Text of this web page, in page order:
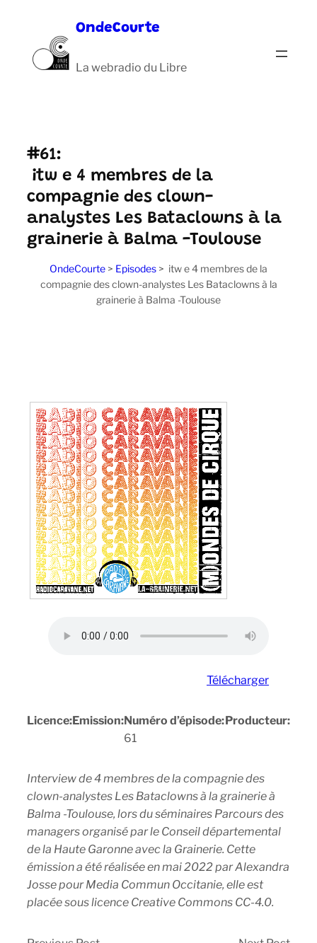
contenu
OndeCourte
La webradio du Libre
#61:
itw e 4 membres de la
compagnie des clown-
analystes Les Bataclowns à la
grainerie à Balma -Toulouse
OndeCourte > Episodes > itw e 4 membres de la
compagnie des clown-analystes Les Bataclowns à la
grainerie à Balma -Toulouse
Télécharger
Licence:Emission:Numéro d’épisode:
61
Producteur:
Interview de 4 membres de la compagnie des
clown-analystes Les Bataclowns à la grainerie à
Balma -Toulouse, lors du séminaires Parcours des
managers organisé par le Conseil départemental
de la Haute Garonne avec la Grainerie. Cette
émission a été réalisée en mai 2022 par Alexandra
Josse pour Media Commun Occitanie, elle est
placée sous licence Creative Commons CC-4.0.